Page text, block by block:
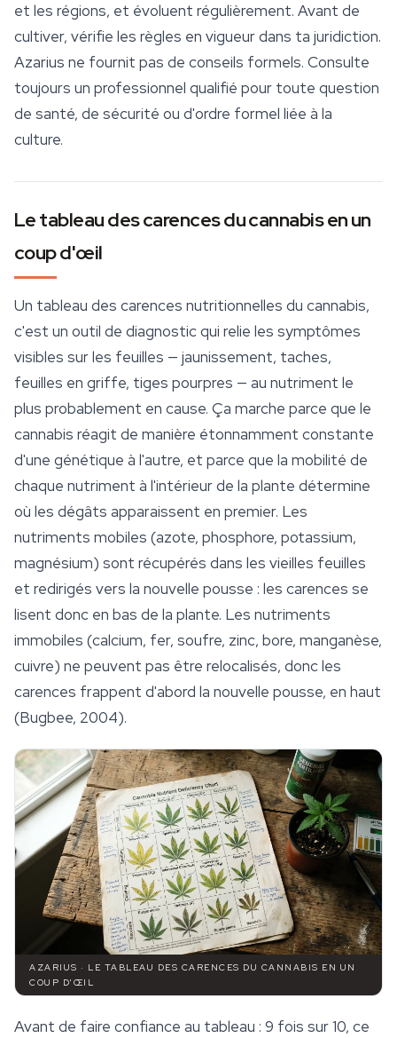
et les régions, et évoluent régulièrement. Avant de
cultiver, vérifie les règles en vigueur dans ta juridiction.
Azarius ne fournit pas de conseils formels. Consulte
toujours un professionnel qualifié pour toute question
de santé, de sécurité ou d'ordre formel liée à la
culture.
Le tableau des carences du cannabis en un
coup d'œil
Un tableau des carences nutritionnelles du cannabis,
c'est un outil de diagnostic qui relie les symptômes
visibles sur les feuilles — jaunissement, taches,
feuilles en griffe, tiges pourpres — au nutriment le
plus probablement en cause. Ça marche parce que le
cannabis réagit de manière étonnamment constante
d'une génétique à l'autre, et parce que la mobilité de
chaque nutriment à l'intérieur de la plante détermine
où les dégâts apparaissent en premier. Les
nutriments mobiles (azote, phosphore, potassium,
magnésium) sont récupérés dans les vieilles feuilles
et redirigés vers la nouvelle pousse : les carences se
lisent donc en bas de la plante. Les nutriments
immobiles (calcium, fer, soufre, zinc, bore, manganèse,
cuivre) ne peuvent pas être relocalisés, donc les
carences frappent d'abord la nouvelle pousse, en haut
(Bugbee, 2004).
AZARIUS · LE TABLEAU DES CARENCES DU CANNABIS EN UN
COUP D'ŒIL
Avant de faire confiance au tableau : 9 fois sur 10, ce